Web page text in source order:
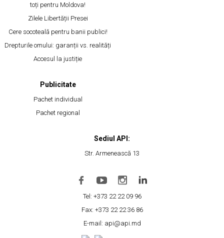
toți pentru Moldova!
Zilele Libertății Presei
Cere socoteală pentru banii publici!
Drepturile omului: garanții vs. realități
Accesul la justiție
Publicitate
Pachet individual
Pachet regional
Sediul API:
Str. Armenească 13
Tel: +373 22 22 09 96
Fax: +373 22 22 36 86
E-mail: api@api.md